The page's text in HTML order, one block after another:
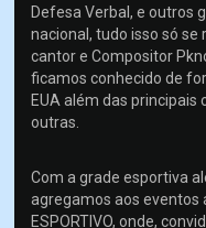
Defesa Verbal, e outros
nacional, tudo isso só se
cantor e Compositor
ficamos conhecido de
EUA além das principais
outras.
Com a grade esportiva
agregamos aos eventos
ESPORTIVO, onde,